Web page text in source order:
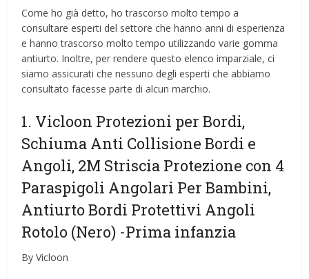
Come ho già detto, ho trascorso molto tempo a
consultare esperti del settore che hanno anni di esperienza
e hanno trascorso molto tempo utilizzando varie gomma
antiurto. Inoltre, per rendere questo elenco imparziale, ci
siamo assicurati che nessuno degli esperti che abbiamo
consultato facesse parte di alcun marchio.
1. Vicloon Protezioni per Bordi,
Schiuma Anti Collisione Bordi e
Angoli, 2M Striscia Protezione con 4
Paraspigoli Angolari Per Bambini,
Antiurto Bordi Protettivi Angoli
Rotolo (Nero) -Prima infanzia
By Vicloon